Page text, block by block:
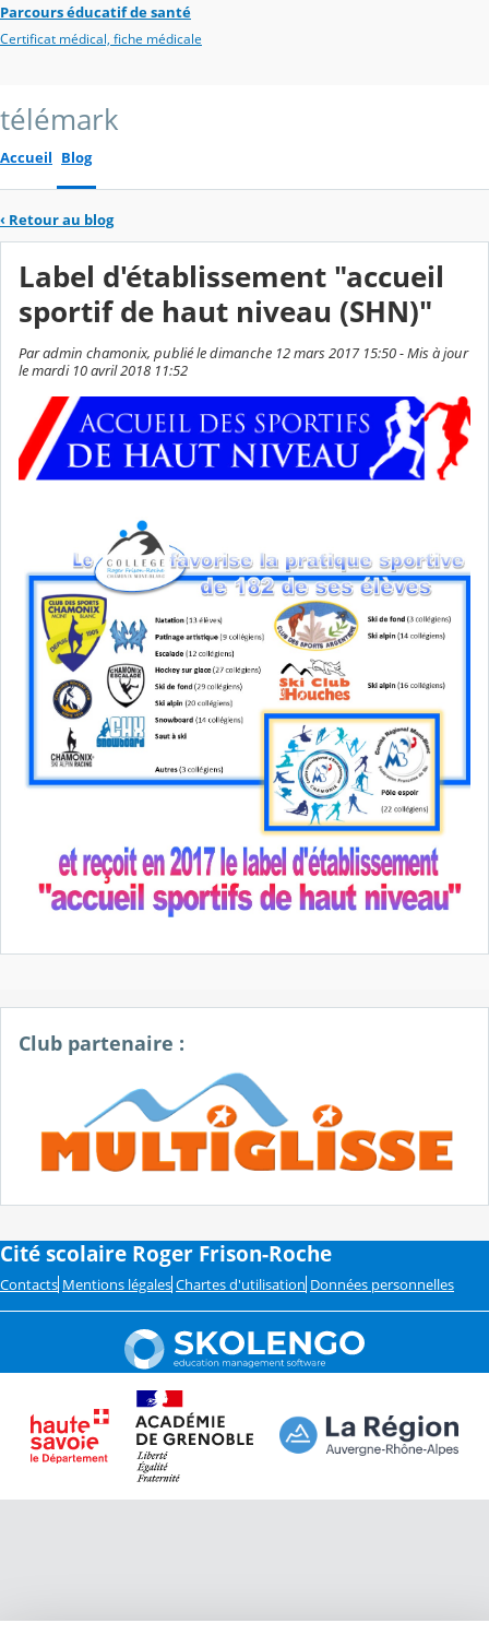
Parcours éducatif de santé
Certificat médical, fiche médicale
télémark
Accueil Blog
‹ Retour au blog
Label d'établissement "accueil
sportif de haut niveau (SHN)"
Par admin chamonix, publié le dimanche 12 mars 2017 15:50 - Mis à jour
le mardi 10 avril 2018 11:52
Club partenaire :
Cité scolaire Roger Frison-Roche
Contacts Mentions légales Chartes d'utilisation Données personnelles